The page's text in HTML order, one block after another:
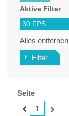
Aktive Filter
30 FPS
Alles entfernen
Filter
Seite
1